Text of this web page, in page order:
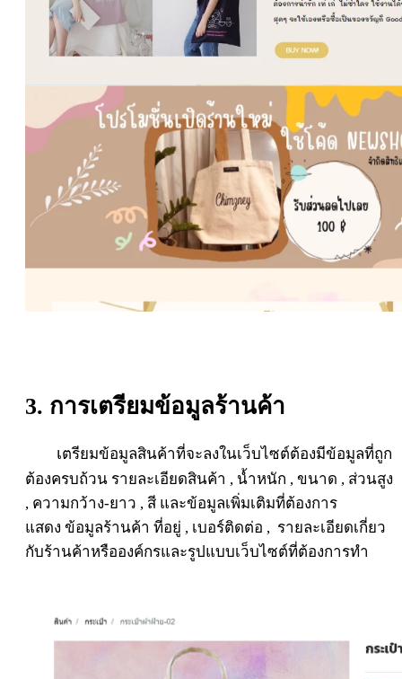
3. การเตรียมข้อมูลร้านค้า
เตรียมข้อมูลสินค้าที่จะลงในเว็บไซต์ต้องมีข้อมูลที่ถูก
ต้องครบถ้วน รายละเอียดสินค้า , น้ำหนัก , ขนาด , ส่วนสูง
, ความกว้าง-ยาว , สี และข้อมูลเพิ่มเติมที่ต้องการ
แสดง ข้อมูลร้านค้า ที่อยู่ , เบอร์ติดต่อ , รายละเอียดเกี่ยว
กับร้านค้าหรือองค์กรและรูปแบบเว็บไซต์ที่ต้องการทำ